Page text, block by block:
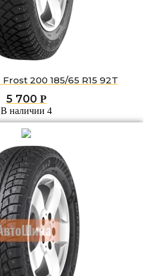
200 185/65 R15 92T
5 700 Р
В наличии 4